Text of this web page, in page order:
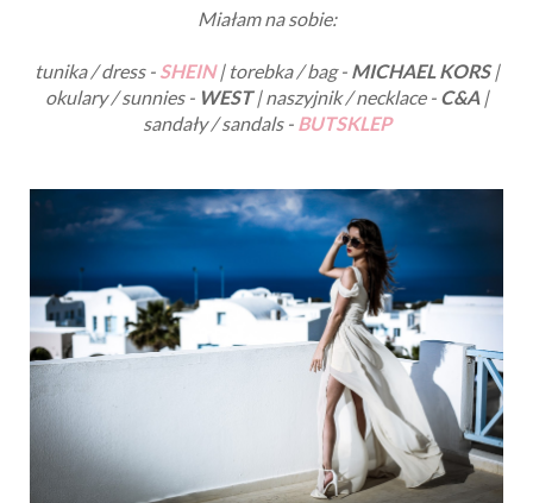
Miałam na sobie:
tunika / dress - SHEIN| torebka / bag - MICHAEL KORS|
okulary / sunnies - WEST| naszyjnik / necklace - C&A|
sandały / sandals - BUTSKLEP